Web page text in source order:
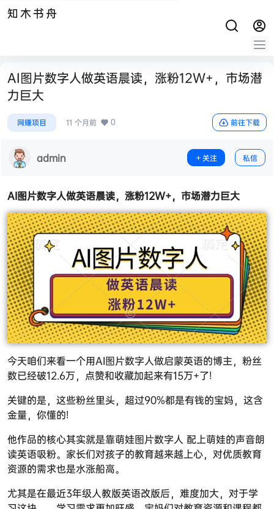
知木书舟
AI图片数字人做英语晨读，涨粉12W+，市场潜
力巨大
网赚项目 11 个月前 0 前往下载
admin 关注 私信
AI图片数字人做英语晨读，涨粉12W+，市场潜力巨大
今天咱们来看一个用AI图片数字人做启蒙英语的博主，粉丝
数已经破12.6万，点赞和收藏加起来有15万+了!
关键的是，这些粉丝里头，超过90%都是有钱的宝妈，这含
金量，你懂的!
他作品的核心其实就是靠萌娃图片数字人 配上萌娃的声音朗
读英语吸粉。家长们对孩子的教育越来越上心，对优质教育
资源的需求也是水涨船高。
尤其是在最近3年级人教版英语改版后，难度加大，对于学